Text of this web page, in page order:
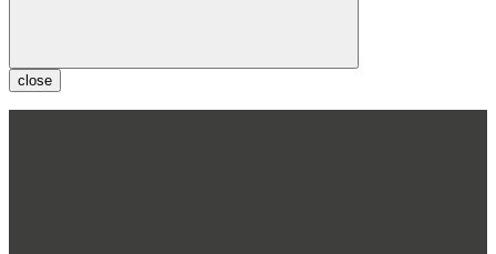
close